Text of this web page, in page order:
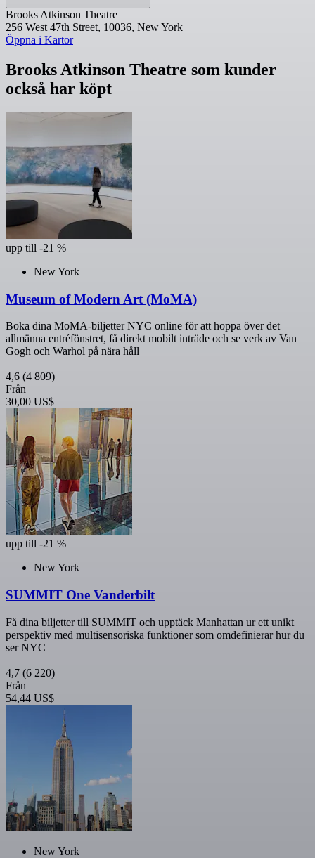
Brooks Atkinson Theatre
256 West 47th Street, 10036, New York
Öppna i Kartor
Brooks Atkinson Theatre som kunder
också har köpt
upp till -21 %
New York
Museum of Modern Art (MoMA)
Boka dina MoMA-biljetter NYC online för att hoppa över det
allmänna entréfönstret, få direkt mobilt inträde och se verk av Van
Gogh och Warhol på nära håll
4,6 (4 809)
Från
30,00 US$
upp till -21 %
New York
SUMMIT One Vanderbilt
Få dina biljetter till SUMMIT och upptäck Manhattan ur ett unikt
perspektiv med multisensoriska funktioner som omdefinierar hur du
ser NYC
4,7 (6 220)
Från
54,44 US$
New York